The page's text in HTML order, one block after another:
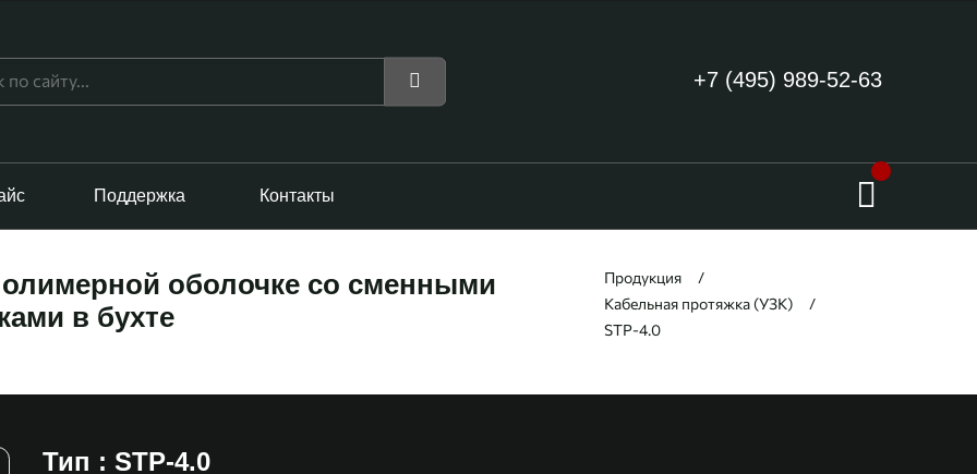
+7 (495) 989-52-63
Поддержка Контакты
оболочке со сменными
в бухте
Продукция
Кабельная протяжка (УЗК)
STP-4.0
Тип : STP-4.0